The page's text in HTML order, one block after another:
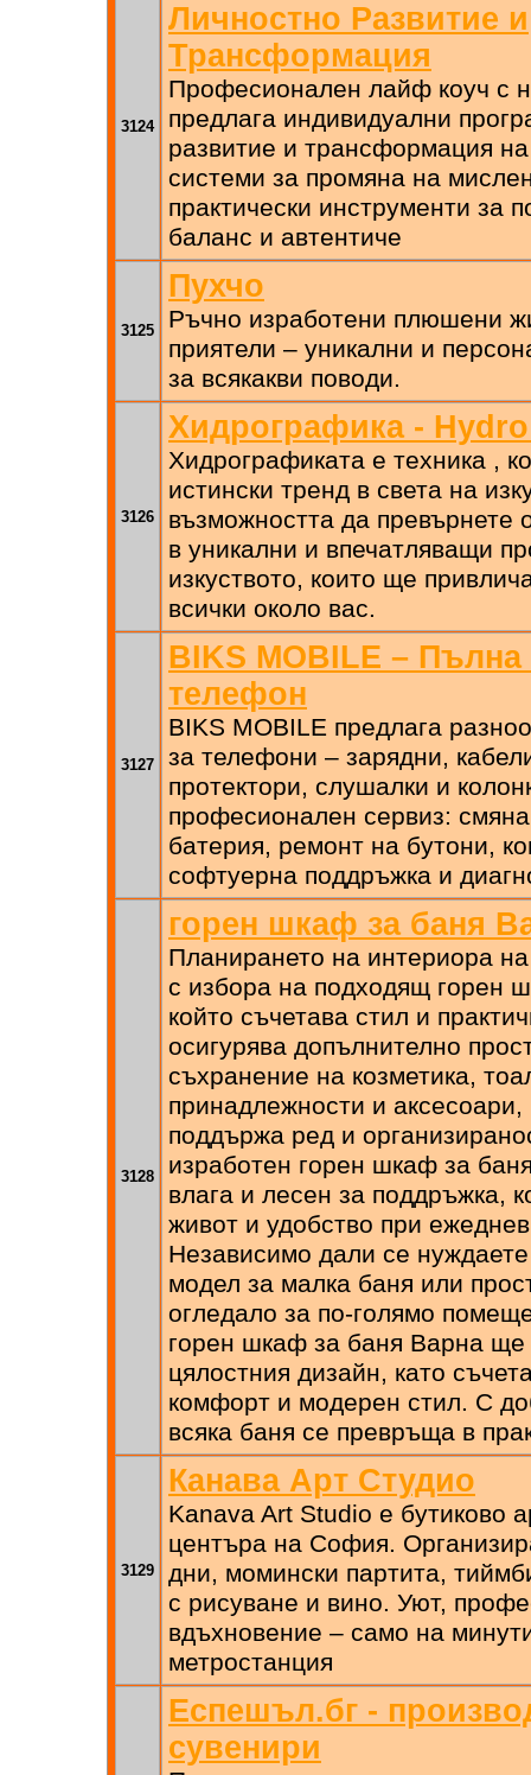
3124
Личностно Развитие и
Трансформация
Професионален лайф коуч с
предлага индивидуални
развитие и трансформация
системи за промяна на
практически инструменти за
баланс и автентиче
3125
Пухчо
Ръчно изработени плюшени
приятели – уникални и
за всякакви поводи.
3126
Хидрографика -
Хидрографиката е техника ,
истински тренд в света на
възможността да превърнете
в уникални и впечатляващи
изкуството, които ще
всички около вас.
3127
BIKS MOBILE – Пълна
телефон
BIKS MOBILE предлага
за телефони – зарядни,
протектори, слушалки и
професионален сервиз:
батерия, ремонт на бутони,
софтуерна поддръжка и
3128
горен шкаф за баня
Планирането на интериора
с избора на подходящ горен
който съчетава стил и
осигурява допълнително
съхранение на козметика,
принадлежности и аксесоари,
поддържа ред и
изработен горен шкаф за
влага и лесен за поддръжка,
живот и удобство при
Независимо дали се
модел за малка баня или
огледало за по-голямо
горен шкаф за баня Варна ще
цялостния дизайн, като
комфорт и модерен стил. С
всяка баня се превръща в
3129
Канава Арт Студио
Kanava Art Studio е бутиково
центъра на София.
дни, момински партита,
с рисуване и вино. Уют,
вдъхновение – само на
метростанция
Еспешъл.бг -
сувенири